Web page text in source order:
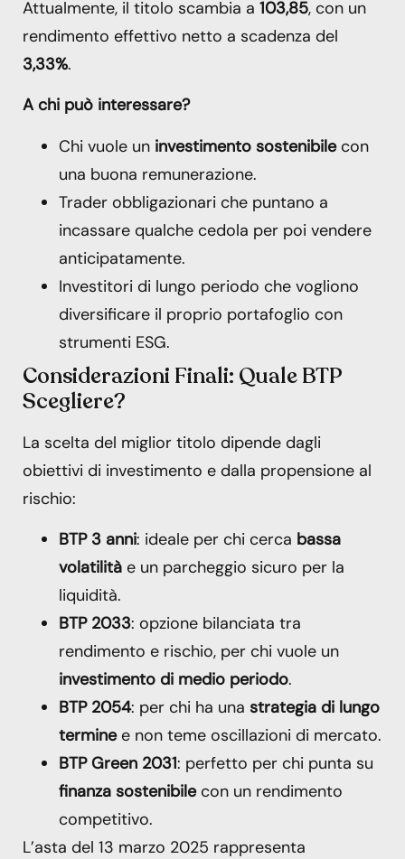
Attualmente, il titolo scambia a 103,85, con un
rendimento effettivo netto a scadenza del
3,33%.
A chi può interessare?
Chi vuole un investimento sostenibilecon
una buona remunerazione.
Trader obbligazionari che puntano a
incassare qualche cedola per poi vendere
anticipatamente.
Investitori di lungo periodo che vogliono
diversificare il proprio portafoglio con
strumenti ESG.
Considerazioni Finali: Quale BTP
Scegliere?
La scelta del miglior titolo dipende dagli
obiettivi di investimento e dalla propensione al
rischio:
BTP 3 anni: ideale per chi cerca bassa
volatilità e un parcheggio sicuro per la
liquidità.
BTP 2033: opzione bilanciata tra
rendimento e rischio, per chi vuole un
investimento di medio periodo.
BTP 2054: per chi ha una strategia di lungo
terminee non teme oscillazioni di mercato.
BTP Green 2031: perfetto per chi punta su
finanza sostenibilecon un rendimento
competitivo.
L’asta del 13 marzo 2025 rappresenta